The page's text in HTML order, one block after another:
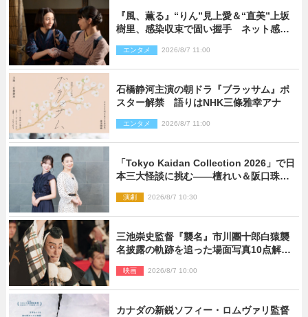
『風、薫る』“りん”見上愛＆“直美”上坂
樹里、感染収束で固い握手 ネット感動
エンタメ 2026/8/7 11:00
石橋静河主演の朝ドラ『ブラッサム』ポ
スター解禁 語りはNHK三條雅幸アナ
エンタメ 2026/8/7 11:00
「Tokyo Kaidan Collection 2026」で日
本三大怪談に挑む――檀れい＆阪口珠美
演劇 2026/8/7 10:30
三池崇史監督『襲名』市川團十郎白猿襲
名披露の軌跡を追った場面写真10点解
映画 2026/8/7 10:00
カナダの新鋭ソフィー・ロムヴァリ監督